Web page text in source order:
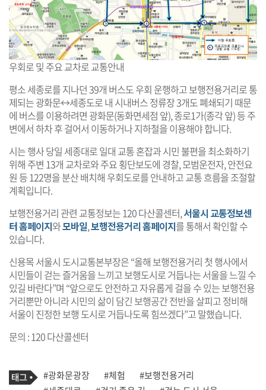
우회로 및 주요 교차로 교통안내
평소 세종로를 지나던 39개 버스도 우회 운행하고 보행전용거리로 통
제되는 광화문↔세종도로 내 시내버스 정류장 3개도 폐쇄되기 때문
에 버스를 이용하려면 광화문(동화면세점 앞), 종로1가(종각 앞) 등 주
변에서 하차 후 걸어서 이동하거나 지하철을 이용해야 합니다.
시는 행사 당일 세종대로 일대 교통 혼잡과 시민 불편을 최소화하기
위해 주변 13개 교차로와 주요 횡단보도에 경찰, 모범운전자, 안전요
원 등 122명을 분산 배치해 우회도로를 안내하고 교통 흐름을 조절할
계획입니다.
보행전용거리 관련 교통정보는 120 다산콜센터,서울시 교통정보센
터 홈페이지와모바일,보행전용거리 홈페이지를 통해서 확인할 수
있습니다.
신용목 서울시 도시교통본부장은 “올해 보행전용거리 첫 행사에서
시민들이 걷는 즐거움을 느끼고 보행도시로 거듭나는 서울을 느낄 수
있길 바란다”며 “앞으로도 안전하고 자유롭게 걸을 수 있는 보행전용
거리뿐만 아니라 시민의 삶이 담긴 보행공간 전반을 살피고 정비해
서울이 진정한 보행 도시로 거듭나도록 힘쓰겠다”고 말했습니다.
문의 : 120 다산콜센터
기
사
태
그
#광화문광장 #체험
#보행전용거리